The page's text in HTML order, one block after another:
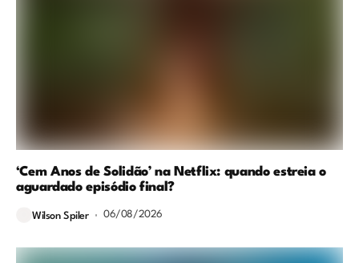
‘Cem Anos de Solidão’ na Netflix: quando estreia o
aguardado episódio final?
Wilson Spiler 06/08/2026